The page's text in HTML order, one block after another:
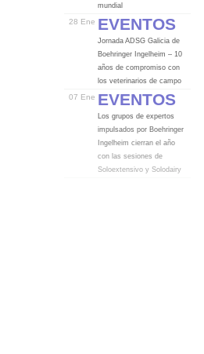
mundial
28 Ene Eventos
Jornada ADSG Galicia de
Boehringer Ingelheim – 10
años de compromiso con
los veterinarios de campo
07 Ene Eventos
Los grupos de expertos
impulsados por Boehringer
Ingelheim cierran el año
con las sesiones de
Soloextensivo y Solodairy